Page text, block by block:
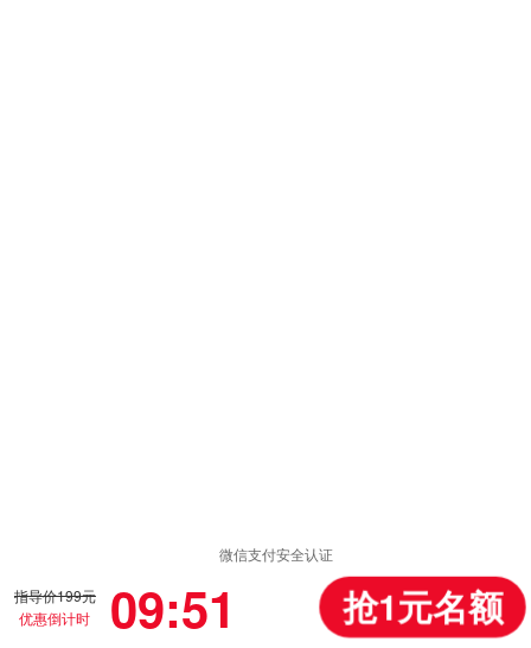
微信支付安全认证
指导价199元
优惠倒计时
09:51 抢1元名额